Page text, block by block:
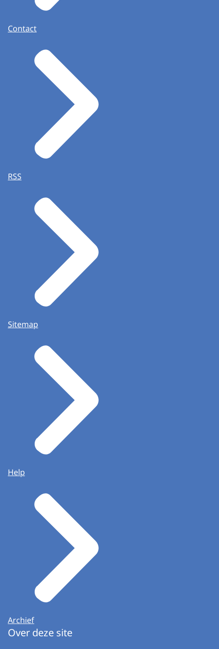
Contact
RSS
Sitemap
Help
Archief
Over deze site